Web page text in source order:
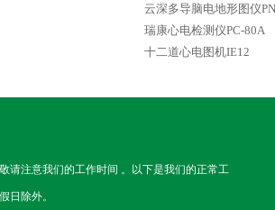
云深多导脑电地形图仪
瑞康心电检测仪PC-80A
十二道心电图机IE12
请注意我们的工作时间 。以下是我们的正常工
日除外。